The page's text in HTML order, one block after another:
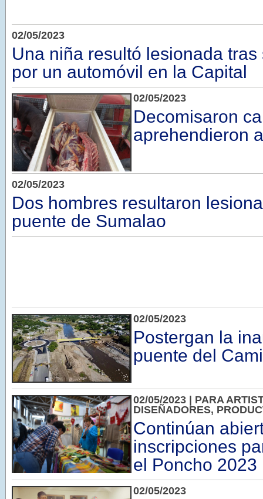
02/05/2023
Una niña resultó lesionada
por un automóvil en la Capital
02/05/2023
Decomisaron
aprehendieron
02/05/2023
Dos hombres resultaron
puente de Sumalao
02/05/2023
Postergan la
puente del
02/05/2023 | PARA
DISEÑADORES,
Continúan
inscripciones
el Poncho 2023
02/05/2023